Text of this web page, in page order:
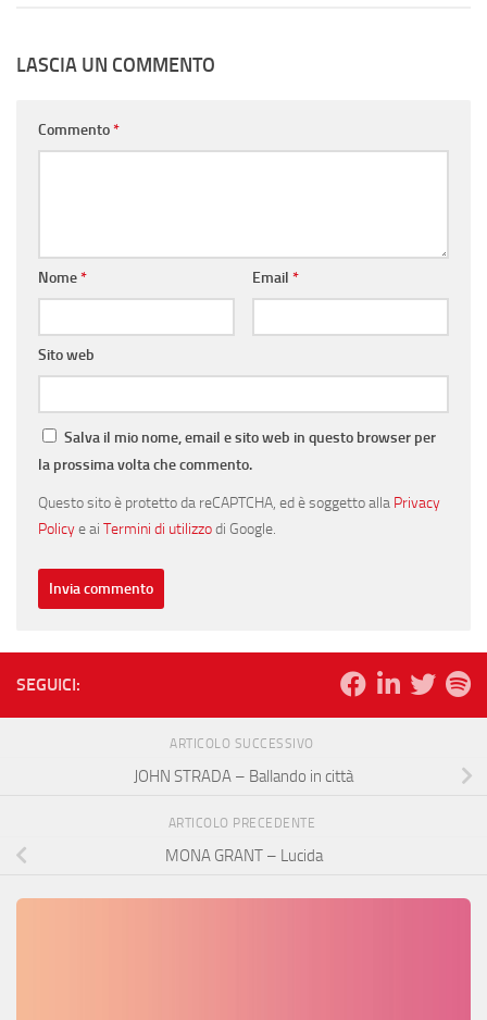
LASCIA UN COMMENTO
Commento*
Nome* Email *
Sito web
Salva il mio nome, email e sito web in questo browser per
la prossima volta che commento.
Questo sito è protetto da reCAPTCHA, ed è soggetto alla Privacy
Policye ai Termini di utilizzodi Google.
SEGUICI:
ARTICOLO SUCCESSIVO
JOHN STRADA – Ballando in città
ARTICOLO PRECEDENTE
MONA GRANT – Lucida